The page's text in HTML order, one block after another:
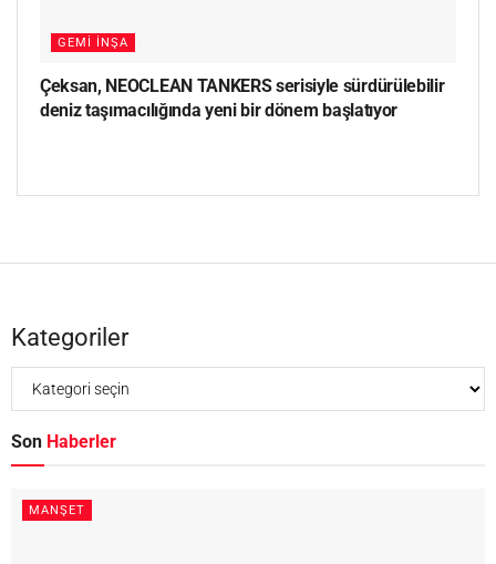
GEMI İNŞA
Çeksan, NEOCLEAN TANKERS serisiyle sürdürülebilir
deniz taşımacılığında yeni bir dönem başlatıyor
Kategoriler
Son Haberler
MANŞET